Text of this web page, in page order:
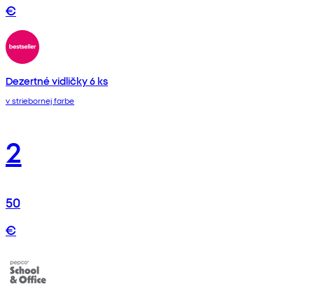
€
Dezertné vidličky 6 ks
v striebornej farbe
2
50
€